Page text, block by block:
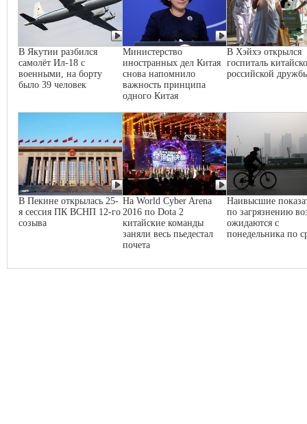
В Якутии разбился
самолёт Ил-18 с
военными, на борту
было 39 человек
Министерство
иностранных дел Китая
снова напомнило
важность принципа
одного Китая
В Хэйхэ открылся
госпиталь
российской
В Пекине открылась 25-
я сессия ПК ВСНП 12-го
созыва
На World Cyber Arena
2016 по Dota 2
китайские команды
заняли весь пьедестал
почета
Наивысшие
по загрязнению
ожидаются с
понедельника по